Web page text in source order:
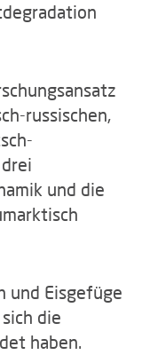
russischen,
und die
und Eisgefüge
die
haben.